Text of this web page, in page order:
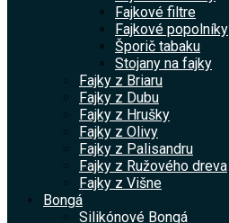
Fajkové filtre
Fajkové popolníky
Šporič tabaku
Stojany na fajky
Fajky z Briaru
Fajky z Dubu
Fajky z Hrušky
Fajky z Olivy
Fajky z Palisandru
Fajky z Ružového dreva
Fajky z Višne
Bongá
Silikónové Bongá